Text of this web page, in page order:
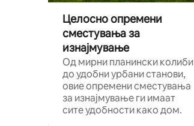
Целосно опремени
сместувања за
изнајмување
Од мирни планински колиби
до удобни урбани станови,
овие опремени сместувања
за изнајмување ги имаат
сите удобности како дом.